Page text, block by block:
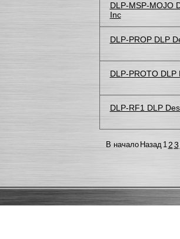
DLP-MSP-MOJO
Inc
DLP-PROP DLP
DLP-PROTO DLP
DLP-RF1 DLP
В начало Назад 1 23